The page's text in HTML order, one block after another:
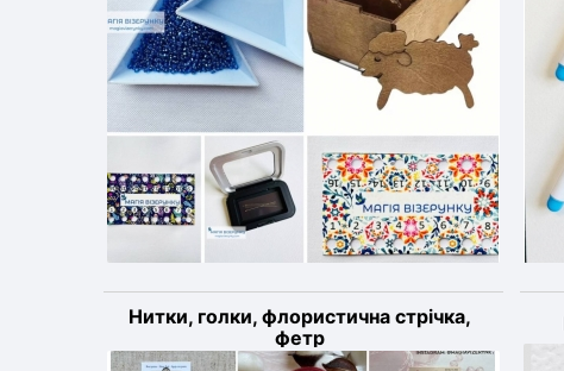
Нитки, голки, флористична стрічка,
фетр